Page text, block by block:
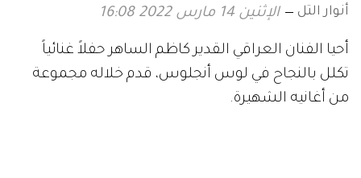
أنوار التل الإثنين 14 مارس 2022 16:08
أحيا الفنان العراقي القدير كاظم الساهر حفلاً غنائياً
تكلل بالنجاح في لوس أنجلوس، قدم خلاله مجموعة
من أغانيه الشهيرة.